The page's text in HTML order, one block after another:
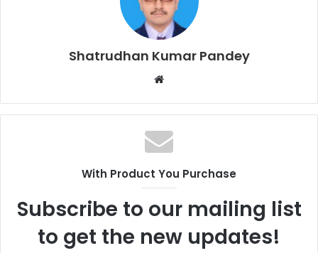
Shatrudhan Kumar Pandey
Website
With Product You Purchase
Subscribe to our mailing list
to get the new updates!